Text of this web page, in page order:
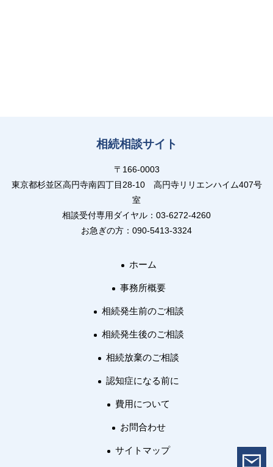
相続相談サイト
〒166-0003
東京都杉並区高円寺南四丁目28-10 高円寺リリエンハイム407号
室
相談受付専用ダイヤル：03-6272-4260
お急ぎの方：090-5413-3324
ホーム
事務所概要
相続発生前のご相談
相続発生後のご相談
相続放棄のご相談
認知症になる前に
費用について
お問合わせ
サイトマップ